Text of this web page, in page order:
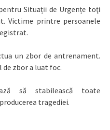
Situații de Urgențe toţi
Victime printre persoanele
un zbor de antrenament.
de zbor a luat foc.
să stabilească toate
tragediei.